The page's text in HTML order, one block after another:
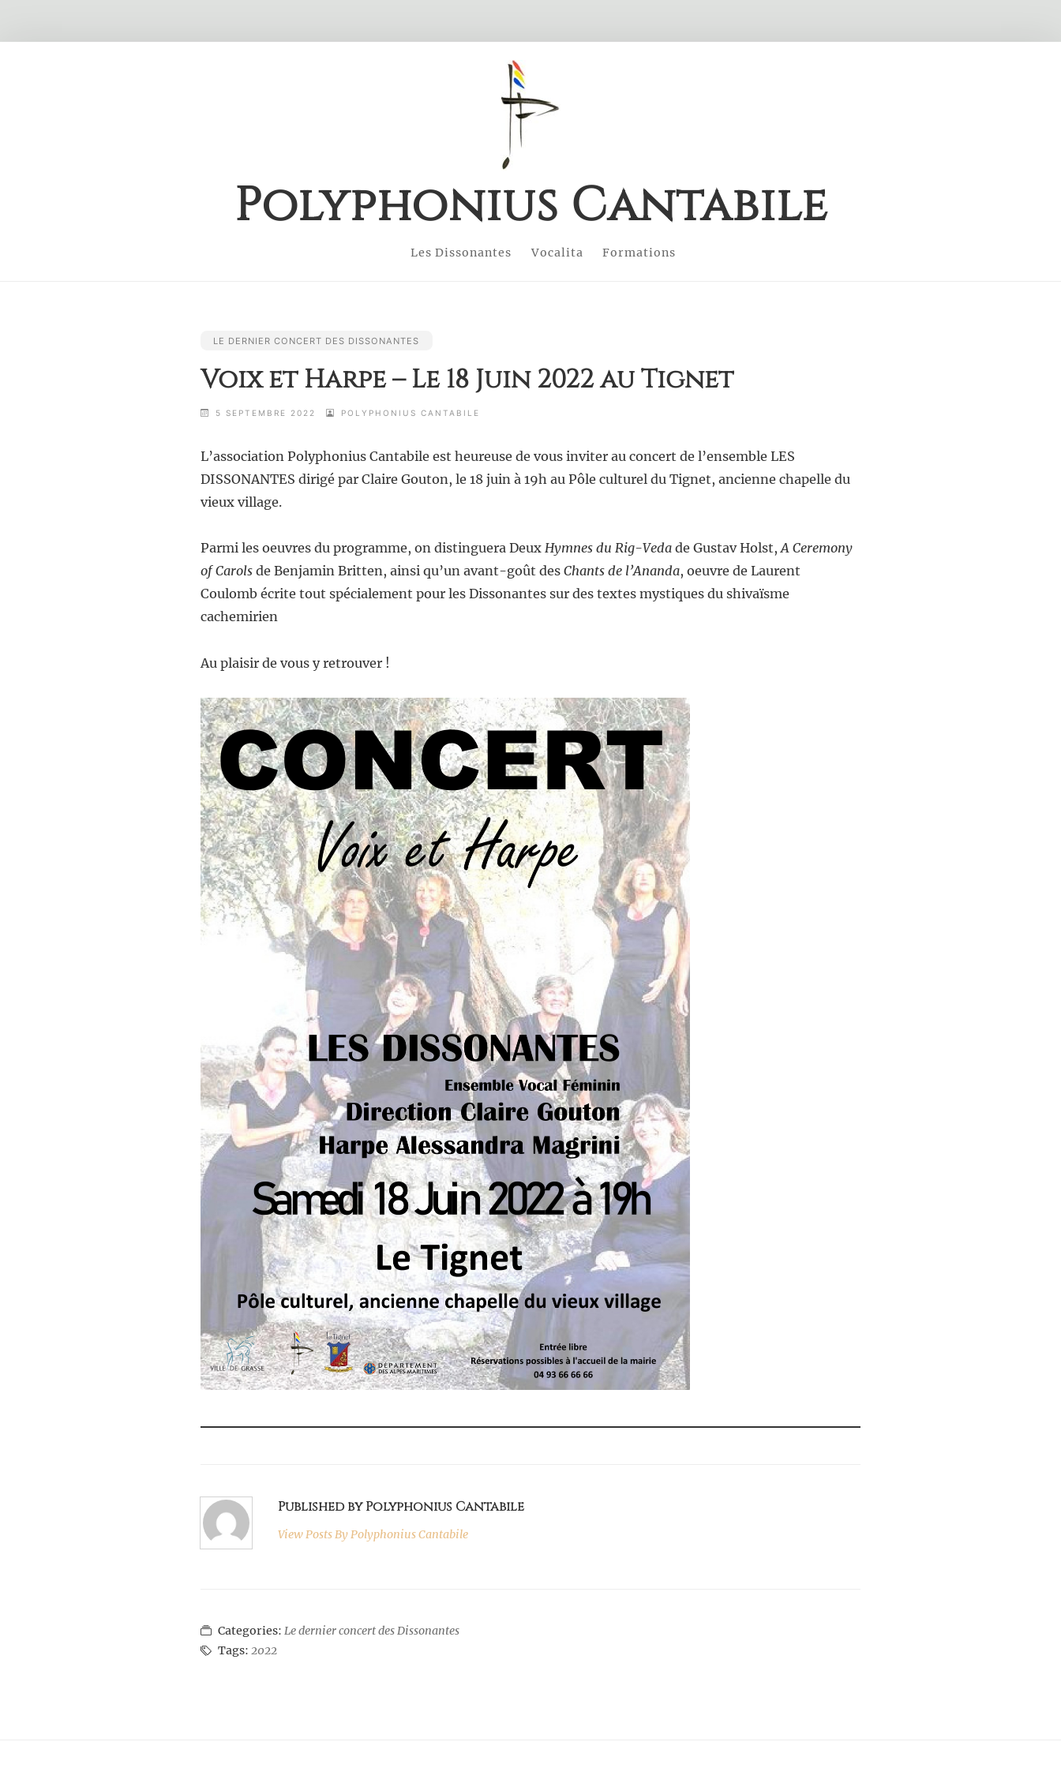
Polyphonius Cantabile
Les Dissonantes Vocalita Formations
LE DERNIER CONCERT DES DISSONANTES
Voix et Harpe – Le 18 Juin 2022 au Tignet
5 SEPTEMBRE 2022 POLYPHONIUS CANTABILE
L’association Polyphonius Cantabile est heureuse de vous inviter au concert de l’ensemble LES
DISSONANTES dirigé par Claire Gouton, le 18 juin à 19h au Pôle culturel du Tignet, ancienne chapelle du
vieux village.
Parmi les oeuvres du programme, on distinguera DeuxHymnes du Rig-Veda de Gustav Holst,A Ceremony
of Carols de Benjamin Britten, ainsi qu’un avant-goût desChants de l’Ananda, oeuvre de Laurent
Coulomb écrite tout spécialement pour les Dissonantes sur des textes mystiques du shivaïsme
cachemirien
Au plaisir de vous y retrouver !
Published by Polyphonius Cantabile
View Posts ByPolyphonius Cantabile
Categories:Le dernier concert des Dissonantes
Tags:2022